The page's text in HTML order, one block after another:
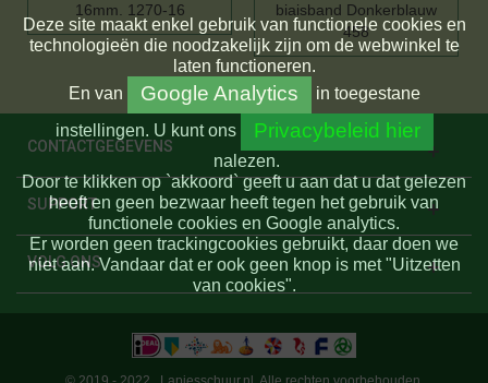
16mm. 1270-16
biaisband Donkerblauw
458
CONTACTGEGEVENS
SUPPORT
VOLG ONS
Deze site maakt enkel gebruik van functionele cookies en
technologieën die noodzakelijk zijn om de webwinkel te
laten functioneren.
En van Google Analytics
in toegestane
instellingen. U kunt ons Privacybeleid hier
nalezen.
Door te klikken op `akkoord` geeft u aan dat u dat gelezen
heeft en geen bezwaar heeft tegen het gebruik van
functionele cookies en Google analytics.
Er worden geen trackingcookies gebruikt, daar doen we
niet aan. Vandaar dat er ook geen knop is met "Uitzetten
van cookies".